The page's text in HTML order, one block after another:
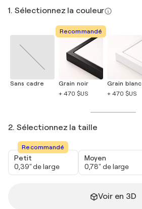
1. Sélectionnez la couleur
Sans cadre
Recommandé
Grain noir
+ 470 $US
Grain blanc
+ 470 $US
2. Sélectionnez la taille
Recommandé
Petit
0,39" de large
Moyen
0,78" de large
Voir en 3D